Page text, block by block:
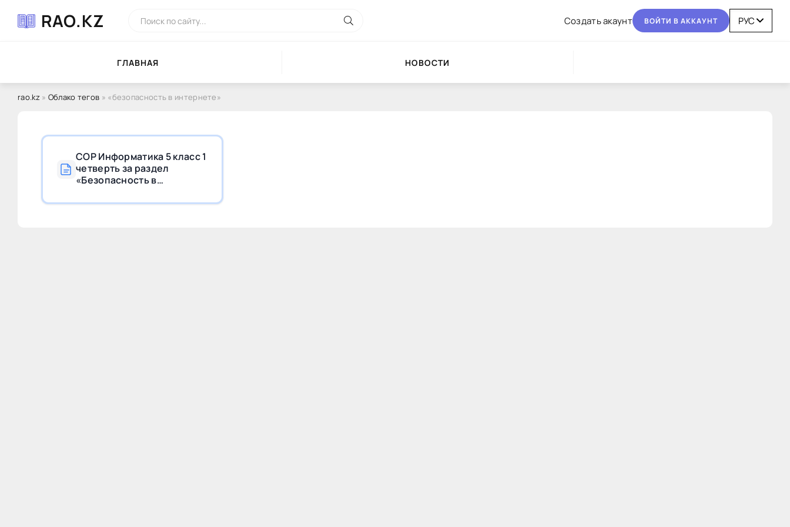
RAO.KZ Coздaть aкaунт BOЙТИ В AККAУНТ
ГЛAВНAЯ НОВОСТИ
rao.kz» Облако тегов » «безопасность в интернете»
СОР Информатика 5 класс 1
четверть за раздел
«Безопасность в